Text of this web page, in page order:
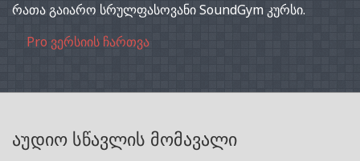
რათა გაიარო სრულფასოვანი SoundGym კურსი.
Pro ვერსიის ჩართვა
აუდიო სწავლის მომავალი